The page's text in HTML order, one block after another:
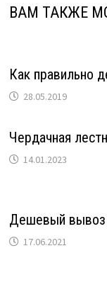
ВАМ ТАКЖЕ
Как правильно
28.05.2019
Чердачная
14.01.2023
Дешевый вывоз
17.06.2021